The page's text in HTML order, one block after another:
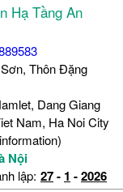
Hạ Tầng An
Thôn Đặng
Dang Giang
Nam, Ha Noi City
Nội
lập: 27- 1 -2026